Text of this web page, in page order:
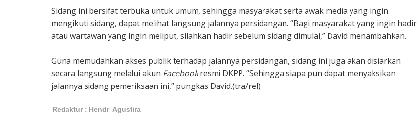
Sidang ini bersifat terbuka untuk umum, sehingga masyarakat serta awak media yang ingin
mengikuti sidang, dapat melihat langsung jalannya persidangan. “Bagi masyarakat yang ingin hadir
atau wartawan yang ingin meliput, silahkan hadir sebelum sidang dimulai,” David menambahkan.
Guna memudahkan akses publik terhadap jalannya persidangan, sidang ini juga akan disiarkan
secara langsung melalui akun Facebookresmi DKPP. “Sehingga siapa pun dapat menyaksikan
jalannya sidang pemeriksaan ini,” pungkas David.(tra/rel)
Redaktur : Hendri Agustira